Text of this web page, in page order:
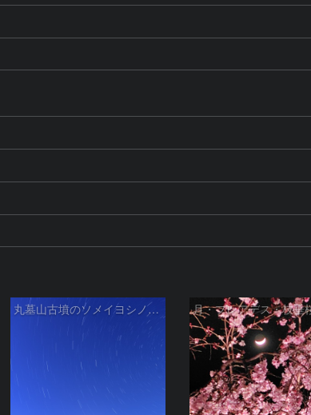
丸墓山古墳のソメイヨシノと北斗七星